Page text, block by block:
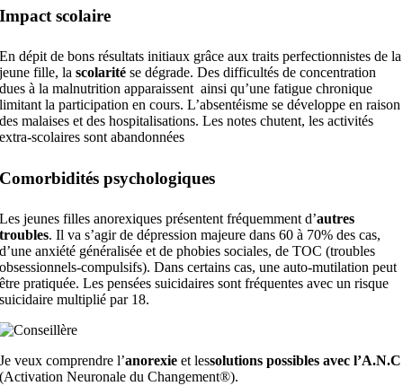
Impact scolaire
En dépit de bons résultats initiaux grâce aux traits perfectionnistes de la
jeune fille, lascolarité se dégrade. Des difficultés de concentration
dues à la malnutrition apparaissent ainsi qu’une fatigue chronique
limitant la participation en cours. L’absentéisme se développe en raison
des malaises et des hospitalisations. Les notes chutent, les activités
extra-scolaires sont abandonnées
Comorbidités psychologiques
Les jeunes filles anorexiques présentent fréquemment d’autres
troubles. Il va s’agir de dépression majeure dans 60 à 70% des cas,
d’une anxiété généralisée et de phobies sociales, de TOC (troubles
obsessionnels-compulsifs). Dans certains cas, une auto-mutilation peut
être pratiquée. Les pensées suicidaires sont fréquentes avec un risque
suicidaire multiplié par 18.
Je veux comprendre l’anorexie et lessolutions possibles avec l’A.N.C
(Activation Neuronale du Changement®).